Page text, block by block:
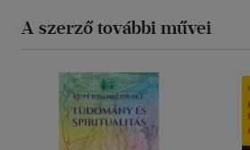
A szerző további művei